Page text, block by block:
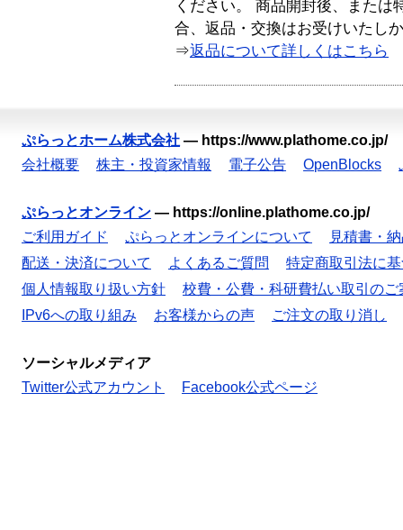
ください。 商品開封後、または
合、返品・交換はお受けいたし
⇒返品について詳しくはこちら
ぷらっとホーム株式会社 — https://www.plathome.co.jp/
会社概要
株主・投資家情報 電子公告 OpenBlocks
ぷらっとオンライン — https://online.plathome.co.jp/
ご利用ガイド
ぷらっとオンラインについて
見積書・
配送・決済について
よくあるご質問
特定商取引法に
個人情報取り扱い方針
校費・公費・科研費払い取引のご
IPv6への取り組み
お客様からの声 ご注文の取り消し
ソーシャルメディア
Twitter公式アカウント
Facebook公式ページ